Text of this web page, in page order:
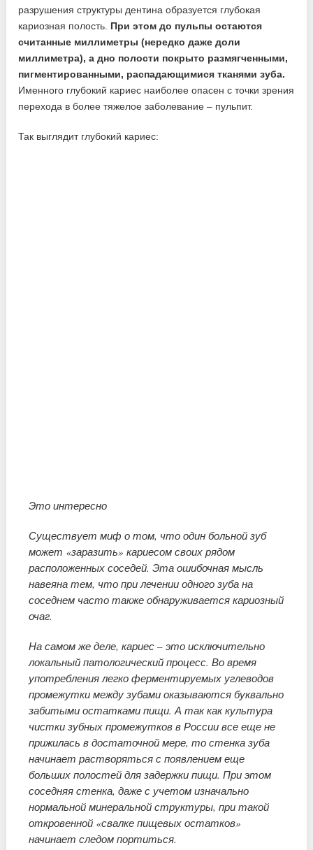
разрушения структуры дентина образуется глубокая
кариозная полость. При этом до пульпы остаются
считанные миллиметры (нередко даже доли
миллиметра), а дно полости покрыто размягченными,
пигментированными, распадающимися тканями зуба.
Именного глубокий кариес наиболее опасен с точки зрения
перехода в более тяжелое заболевание – пульпит.
Так выглядит глубокий кариес:
Это интересно
Существует миф о том, что один больной зуб
может «заразить» кариесом своих рядом
расположенных соседей. Эта ошибочная мысль
навеяна тем, что при лечении одного зуба на
соседнем часто также обнаруживается кариозный
очаг.
На самом же деле, кариес – это исключительно
локальный патологический процесс. Во время
употребления легко ферментируемых углеводов
промежутки между зубами оказываются буквально
забитыми остатками пищи. А так как культура
чистки зубных промежутков в России все еще не
прижилась в достаточной мере, то стенка зуба
начинает растворяться с появлением еще
больших полостей для задержки пищи. При этом
соседняя стенка, даже с учетом изначально
нормальной минеральной структуры, при такой
откровенной «свалке пищевых остатков»
начинает следом портиться.